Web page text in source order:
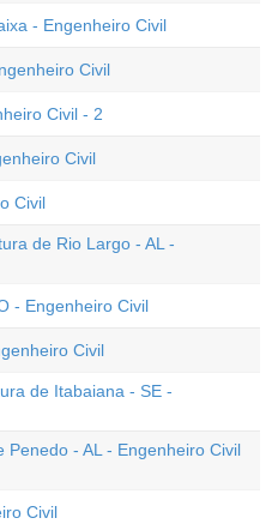
- Engenheiro Civil
Civil
Civil - 2
Civil
Civil
de Rio Largo - AL -
- Engenheiro Civil
Civil
de Itabaiana - SE -
Penedo - AL - Engenheiro Civil
Civil